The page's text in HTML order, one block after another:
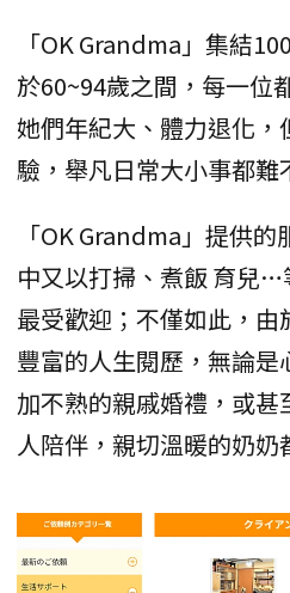
「OK Grandma」集結
於60~94歲之間，每一位
她們年紀大、體力退化，
驗，舉凡日常大小事都難
「OK Grandma」提供
中又以打掃、煮飯 育兒…
最受歡迎；不僅如此，
豐富的人生閱歷，無論
加不熟的親戚婚禮，或
人陪伴，親切溫暖的奶奶